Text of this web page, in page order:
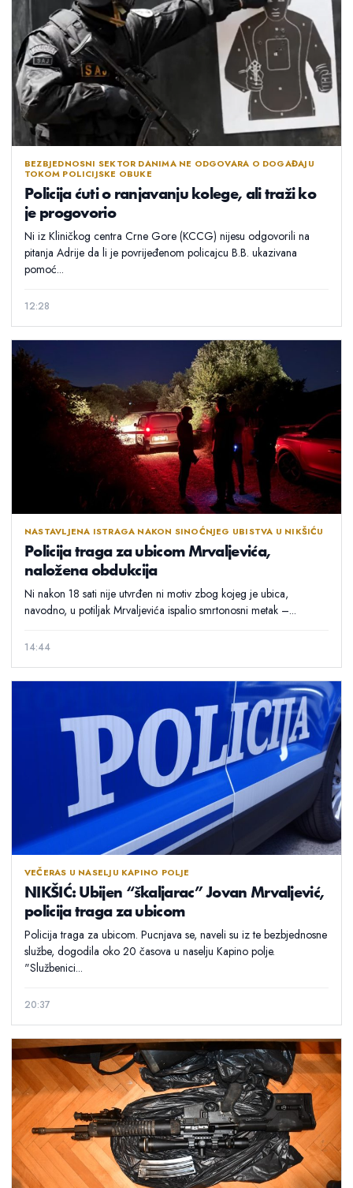
BEZBJEDNOSNI SEKTOR DANIMA NE ODGOVARA O DOGAĐAJU
TOKOM POLICIJSKE OBUKE
Policija ćuti o ranjavanju kolege, ali traži ko
je progovorio
Ni iz Kliničkog centra Crne Gore (KCCG) nijesu odgovorili na
pitanja Adrije da li je povrijeđenom policajcu B.B. ukazivana
pomoć...
12:28
NASTAVLJENA ISTRAGA NAKON SINOĆNJEG UBISTVA U NIKŠIĆU
Policija traga za ubicom Mrvaljevića,
naložena obdukcija
Ni nakon 18 sati nije utvrđen ni motiv zbog kojeg je ubica,
navodno, u potiljak Mrvaljevića ispalio smrtonosni metak –...
14:44
VEČERAS U NASELJU KAPINO POLJE
NIKŠIĆ: Ubijen “škaljarac” Jovan Mrvaljević,
policija traga za ubicom
Policija traga za ubicom. Pucnjava se, naveli su iz te bezbjednosne
službe, dogodila oko 20 časova u naselju Kapino polje.
"Službenici...
20:37